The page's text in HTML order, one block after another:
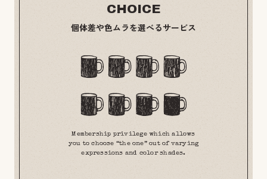
CHOICE
個体差や色ムラを選べるサービス
Membership privilege which allows
you to choose “the one” out of varying
expressions and color shades.